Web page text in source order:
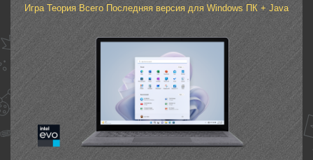
Игра Теория Всего Последняя версия для Windows ПК + Java